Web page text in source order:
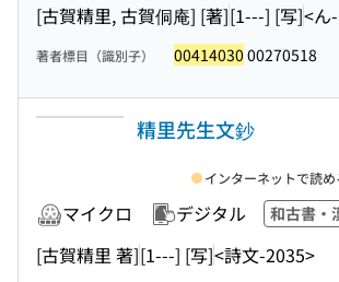
[古賀精里, 古賀侗庵] [著][1---] [写]<ん
著者標目（識別子） 00414030 00270518
精里先生文鈔
マイクロ デジタル 和古書・
[古賀精里 著][1---] [写]<詩文-2035>
インターネットで読め